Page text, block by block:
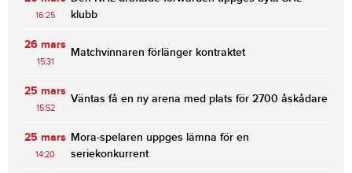
16:25
klubb
26 mars
15:31
Matchvinnaren förlänger kontraktet
25 mars
15:52
Väntas få en ny arena med plats för 2700 åskådare
25 mars
14:20
Mora-spelaren uppges lämna för en
seriekonkurrent